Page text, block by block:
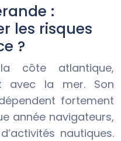
:
les risques
?
côte atlantique,
avec la mer. Son
fortement
année navigateurs,
nautiques.